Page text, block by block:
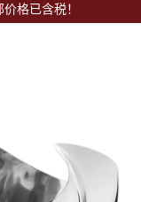
格已含税！